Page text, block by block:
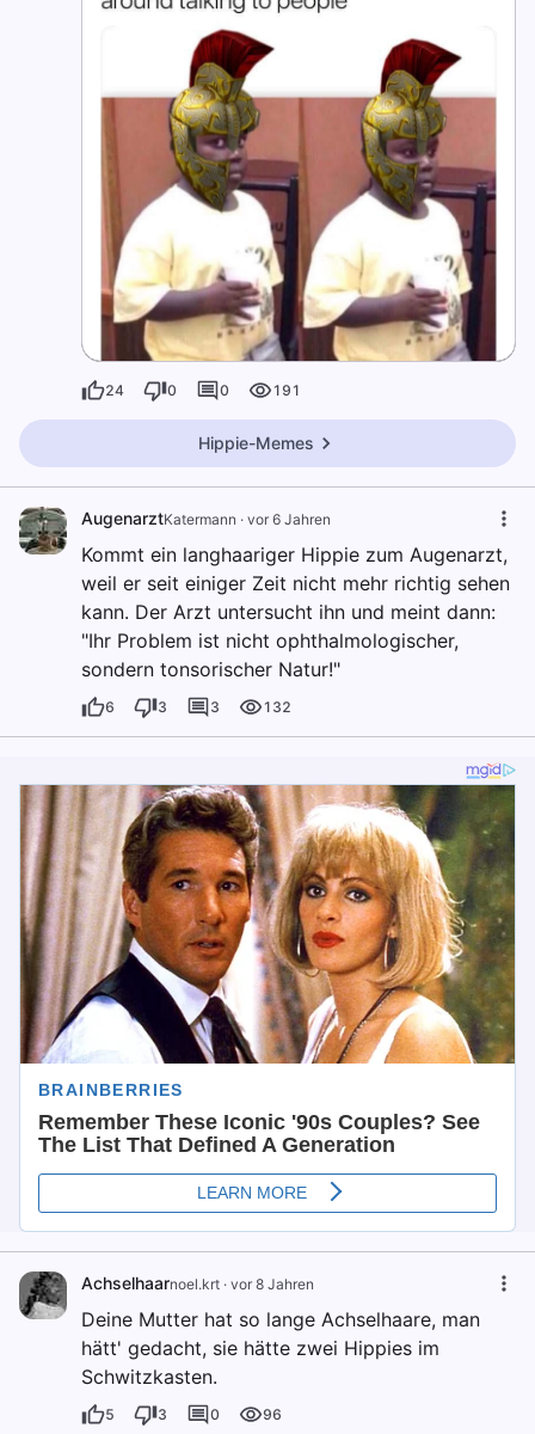
24 0 0 191
Hippie-Memes
AugenarztKatermann · vor 6 Jahren
Kommt ein langhaariger Hippie zum Augenarzt,
weil er seit einiger Zeit nicht mehr richtig sehen
kann. Der Arzt untersucht ihn und meint dann:
"Ihr Problem ist nicht ophthalmologischer,
sondern tonsorischer Natur!"
6 3 3 132
Achselhaarnoel.krt · vor 8 Jahren
Deine Mutter hat so lange Achselhaare, man
hätt' gedacht, sie hätte zwei Hippies im
Schwitzkasten.
5 3 0 96